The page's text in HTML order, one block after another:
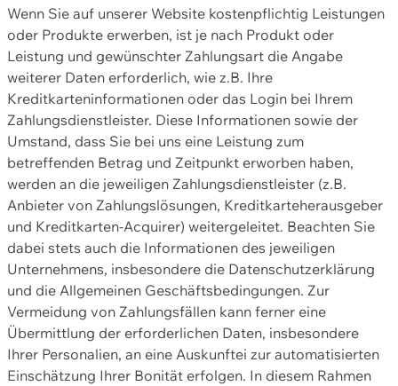
Wenn Sie auf unserer Website kostenpflichtig Leistungen
oder Produkte erwerben, ist je nach Produkt oder
Leistung und gewünschter Zahlungsart die Angabe
weiterer Daten erforderlich, wie z.B. Ihre
Kreditkarteninformationen oder das Login bei Ihrem
Zahlungsdienstleister. Diese Informationen sowie der
Umstand, dass Sie bei uns eine Leistung zum
betreffenden Betrag und Zeitpunkt erworben haben,
werden an die jeweiligen Zahlungsdienstleister (z.B.
Anbieter von Zahlungslösungen, Kreditkarteherausgeber
und Kreditkarten-Acquirer) weitergeleitet. Beachten Sie
dabei stets auch die Informationen des jeweiligen
Unternehmens, insbesondere die Datenschutzerklärung
und die Allgemeinen Geschäftsbedingungen. Zur
Vermeidung von Zahlungsfällen kann ferner eine
Übermittlung der erforderlichen Daten, insbesondere
Ihrer Personalien, an eine Auskunftei zur automatisierten
Einschätzung Ihrer Bonität erfolgen. In diesem Rahmen